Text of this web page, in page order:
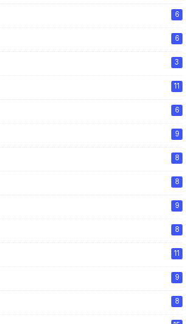
6
6
3
11
6
9
8
8
9
8
11
9
8